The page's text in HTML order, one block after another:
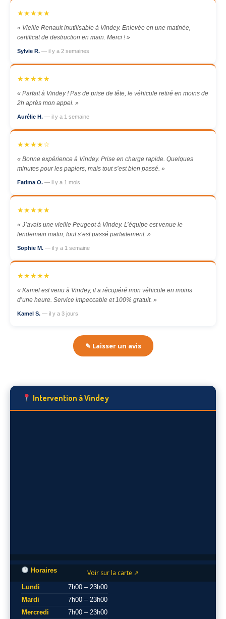
★★★★★
« Vieille Renault inutilisable à Vindey. Enlevée en une matinée,
certificat de destruction en main. Merci ! »
Sylvie R. — il y a 2 semaines
★★★★★
« Parfait à Vindey ! Pas de prise de tête, le véhicule retiré en moins de
2h après mon appel. »
Aurélie H. — il y a 1 semaine
★★★★☆
« Bonne expérience à Vindey. Prise en charge rapide. Quelques
minutes pour les papiers, mais tout s’est bien passé. »
Fatima O. — il y a 1 mois
★★★★★
« J’avais une vieille Peugeot à Vindey. L’équipe est venue le
lendemain matin, tout s’est passé parfaitement. »
Sophie M. — il y a 1 semaine
★★★★★
« Kamel est venu à Vindey, il a récupéré mon véhicule en moins
d’une heure. Service impeccable et 100% gratuit. »
Kamel S. — il y a 3 jours
✎ Laisser un avis
Intervention à Vindey
Voir sur la carte ↗
Horaires
Lundi
7h00 – 23h00
Mardi
7h00 – 23h00
Mercredi
7h00 – 23h00